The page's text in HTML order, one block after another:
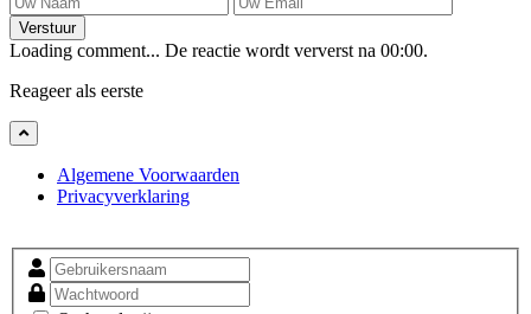
Verstuur
Loading comment... De reactie wordt ververst na 00:00.
Reageer als eerste
Algemene Voorwaarden
Privacyverklaring